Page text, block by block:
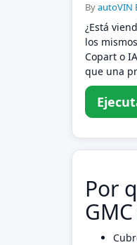
ByautoVIN
¿Está
los
Copart o
que una
Por